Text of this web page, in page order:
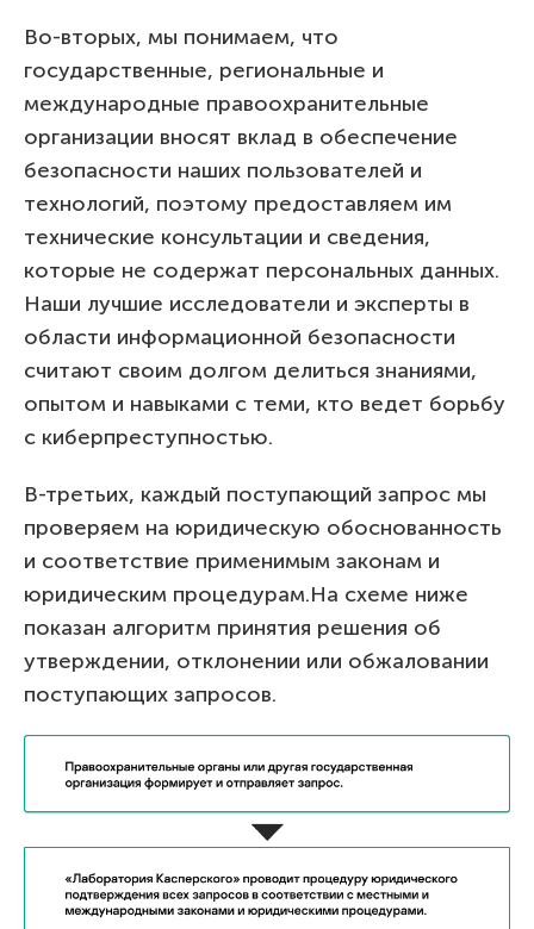
Во-вторых, мы понимаем, что
государственные, региональные и
международные правоохранительные
организации вносят вклад в обеспечение
безопасности наших пользователей и
технологий, поэтому предоставляем им
технические консультации и сведения,
которые не содержат персональных данных.
Наши лучшие исследователи и эксперты в
области информационной безопасности
считают своим долгом делиться знаниями,
опытом и навыками с теми, кто ведет борьбу
с киберпреступностью.
В-третьих, каждый поступающий запрос мы
проверяем на юридическую обоснованность
и соответствие применимым законам и
юридическим процедурам.На схеме ниже
показан алгоритм принятия решения об
утверждении, отклонении или обжаловании
поступающих запросов.